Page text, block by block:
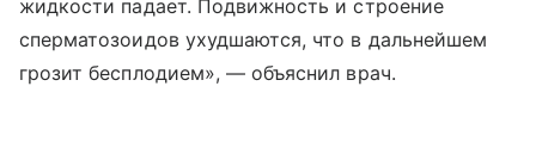
жидкости падает. Подвижность и строение
сперматозоидов ухудшаются, что в дальнейшем
грозит бесплодием», — объяснил врач.